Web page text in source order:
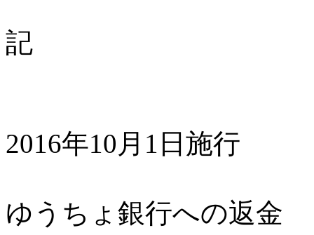
記
2016年10月1日施行
ゆうちょ銀行への返金